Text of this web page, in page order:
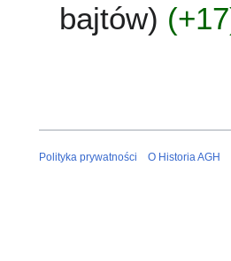
bajtów
+17
Polityka prywatności O Historia AGH